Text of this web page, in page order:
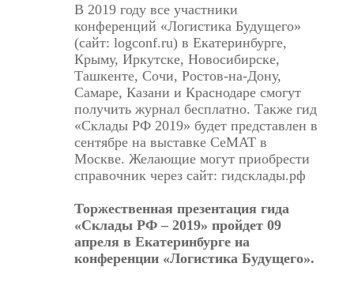
В 2019 году все участники
конференций «Логистика Будущего»
(сайт: logconf.ru) в Екатеринбурге,
Крыму, Иркутске, Hовосибирске,
Ташкенте, Сочи, Ростов-на-Дону,
Самаре, Казани и Краснодаре смогут
получить журнал бесплатно. Также гид
«Склады РФ 2019» будет представлен в
сентябре на выставке СеМАТ в
Москве. Желающие могут приобрести
справочник через сайт: гидсклады.рф
Торжественная презентация гида
«Склады РФ – 2019» пройдет 09
апреля в Екатеринбурге на
конференции «Логистика Будущего».